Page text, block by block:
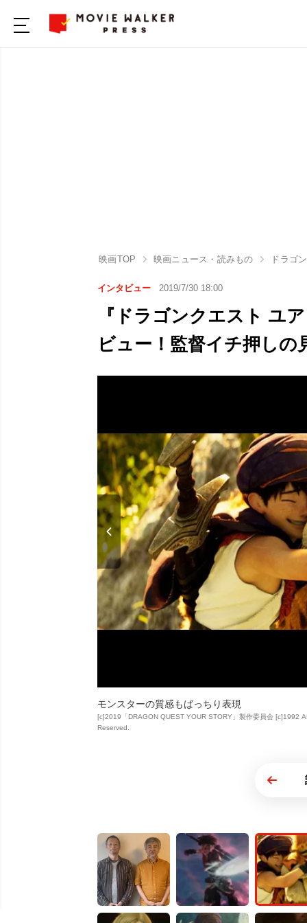
映画TOP 映画ニュース・読みもの ドラゴ
インタビュー 2019/7/30 18:00
『ドラゴンクエスト ユ
ビュー！監督イチ押しの
モンスターの質感もばっちり表現
[c]2019「DRAGON QUEST YOUR STORY」製作委員会 [c]1992
Reserved.